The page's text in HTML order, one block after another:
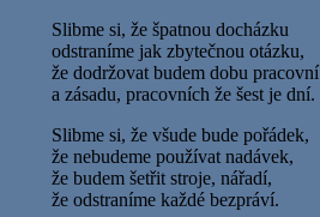
Slibme si, že špatnou docházku
odstraníme jak zbytečnou otázku,
že dodržovat budem dobu pracovní
a zásadu, pracovních že šest je dní.
Slibme si, že všude bude pořádek,
že nebudeme používat nadávek,
že budem šetřit stroje, nářadí,
že odstraníme každé bezpráví.